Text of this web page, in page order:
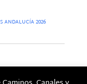
ANDALUCÍA 2026